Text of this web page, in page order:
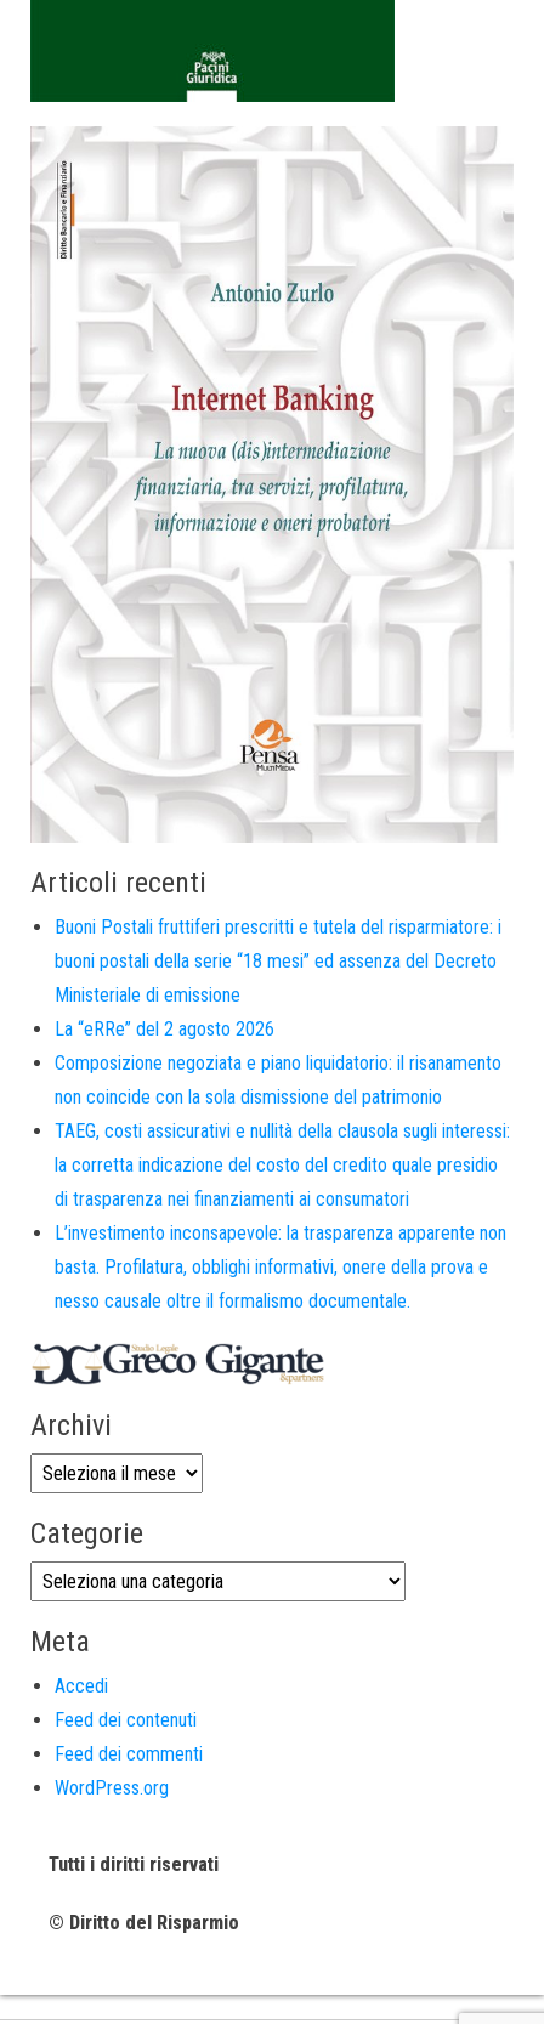
Articoli recenti
Buoni Postali fruttiferi prescritti e tutela del risparmiatore: i
buoni postali della serie “18 mesi” ed assenza del Decreto
Ministeriale di emissione
La “eRRe” del 2 agosto 2026
Composizione negoziata e piano liquidatorio: il risanamento
non coincide con la sola dismissione del patrimonio
TAEG, costi assicurativi e nullità della clausola sugli interessi:
la corretta indicazione del costo del credito quale presidio
di trasparenza nei finanziamenti ai consumatori
L’investimento inconsapevole: la trasparenza apparente non
basta. Profilatura, obblighi informativi, onere della prova e
nesso causale oltre il formalismo documentale.
Archivi
Categorie
Meta
Accedi
Feed dei contenuti
Feed dei commenti
WordPress.org
Tutti i diritti riservati
© Diritto del Risparmio